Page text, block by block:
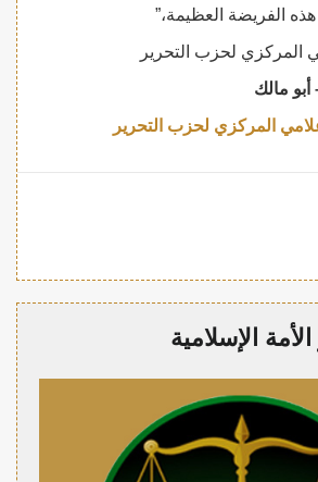
الفريضة العظيمة،”
المركزي لحزب التحرير
أبو مالك
المركزي لحزب التحرير
الإسلامية